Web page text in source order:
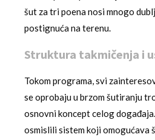
šut za tri poena nosi mnogo
postignuća na terenu.
Struktura takmičenja i
Tokom programa, svi
se oprobaju u brzom šutiranju
osnovni koncept celog
osmislili sistem koji omogućava